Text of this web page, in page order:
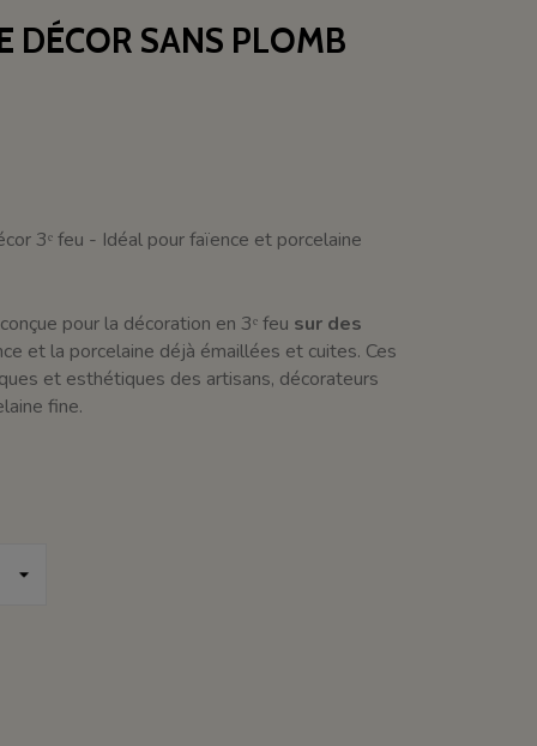
DÉCOR SANS PLOMB
3ᵉ feu - Idéal pour faïence et porcelaine
pour la décoration en 3ᵉ feu sur des
et la porcelaine déjà émaillées et cuites. Ces
et esthétiques des artisans, décorateurs
fine.